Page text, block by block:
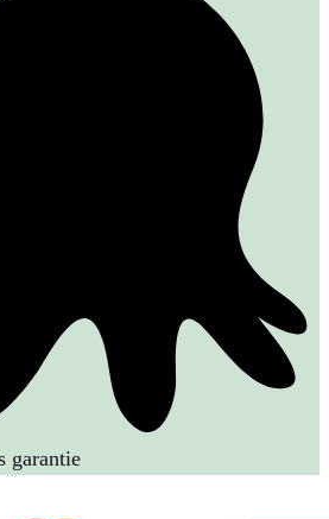
garantie